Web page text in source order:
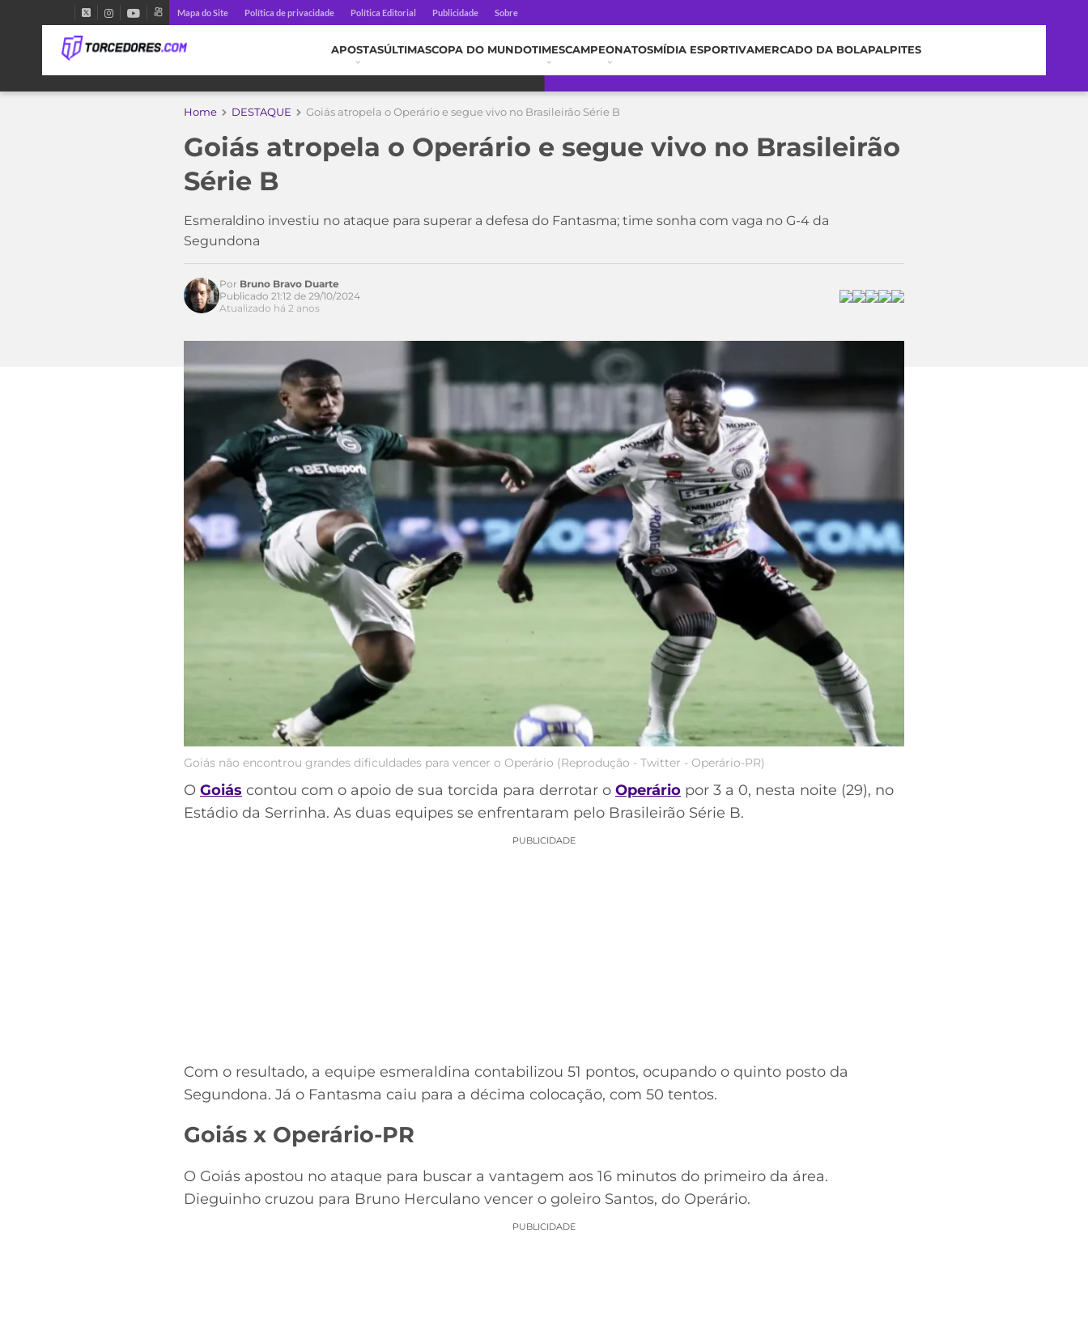
Mapa do Site Política de privacidade Política Editorial Publicidade Sobre
APOSTASÚLTIMASCOPA DO MUNDOTIMESCAMPEONATOSMÍDIA ESPORTIVAMERCADO DA BOLAPALPITES
Home DESTAQUE Goiás atropela o Operário e segue vivo no Brasileirão Série B
Goiás atropela o Operário e segue vivo no Brasileirão
Série B
Esmeraldino investiu no ataque para superar a defesa do Fantasma; time sonha com vaga no G-4 da
Segundona
Acesse o perfil do autor
Por Bruno Bravo Duarte
Publicado 21:12 de 29/10/2024
Atualizado há 2 anos
Goiás não encontrou grandes dificuldades para vencer o Operário (Reprodução - Twitter - Operário-PR)
O Goiás contou com o apoio de sua torcida para derrotar o Operário por 3 a 0, nesta noite (29), no
Estádio da Serrinha. As duas equipes se enfrentaram pelo Brasileirão Série B.
PUBLICIDADE
Com o resultado, a equipe esmeraldina contabilizou 51 pontos, ocupando o quinto posto da
Segundona. Já o Fantasma caiu para a décima colocação, com 50 tentos.
Goiás x Operário-PR
O Goiás apostou no ataque para buscar a vantagem aos 16 minutos do primeiro da área.
Dieguinho cruzou para Bruno Herculano vencer o goleiro Santos, do Operário.
PUBLICIDADE